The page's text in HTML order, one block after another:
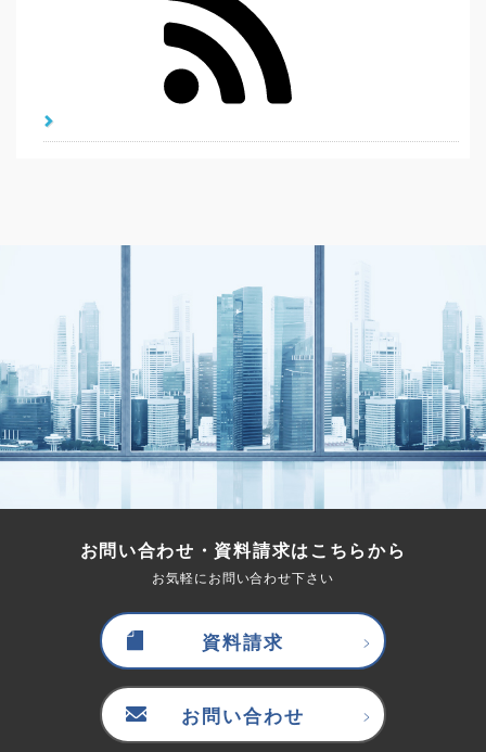
お問い合わせ・資料請求はこちらから
お気軽にお問い合わせ下さい
資料請求
お問い合わせ